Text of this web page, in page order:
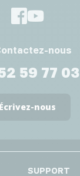
nous
59 77 03
Écrivez-nous
SUPPORT